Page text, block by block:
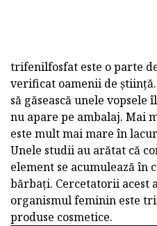
trifenilfosfat este o parte
verificat oamenii de
să găsească unele vopsele
nu apare pe ambalaj. Mai
este mult mai mare în
Unele studii au arătat că
element se acumulează în
bărbați. Cercetatorii acest
organismul feminin este
produse cosmetice.